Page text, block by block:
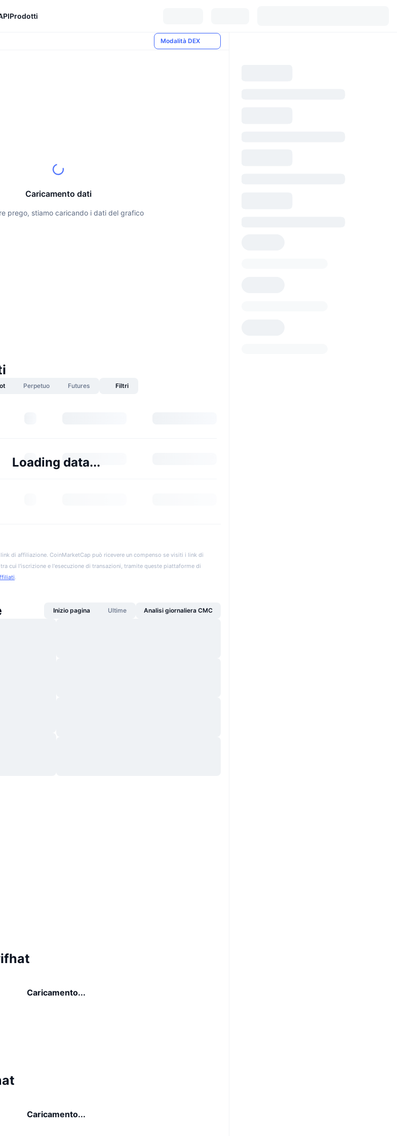
Prodotti
Modalità DEX
Caricamento dati
prego, stiamo caricando i dati del grafico
Perpetuo Futures Filtri
Loading data...
di affiliazione. CoinMarketCap può ricevere un compenso se visiti i link di
cui l'iscrizione e l'esecuzione di transazioni, tramite queste piattaforme di
.
Inizio pagina Ultime Analisi giornaliera CMC
Caricamento...
Caricamento...